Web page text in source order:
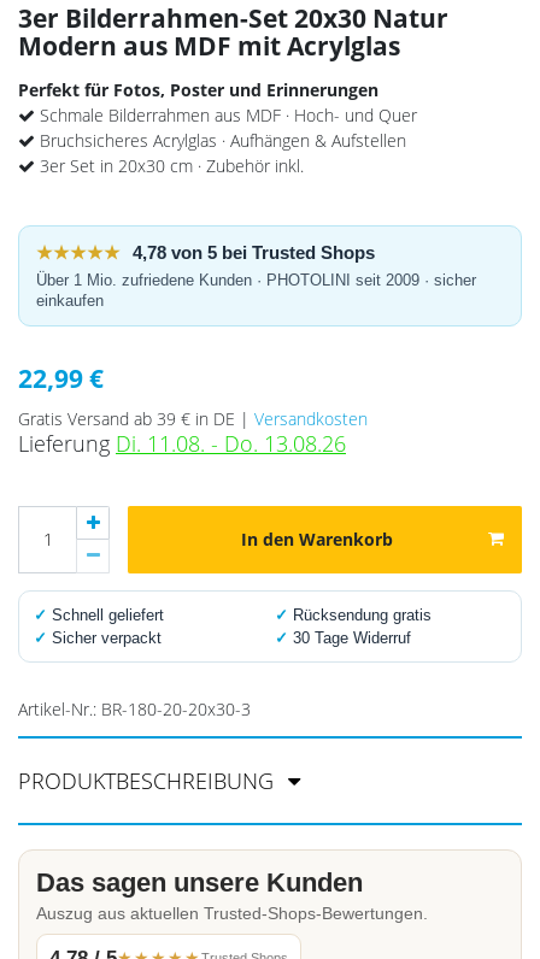
3er Bilderrahmen-Set 20x30 Natur
Modern aus MDF mit Acrylglas
Perfekt für Fotos, Poster und Erinnerungen
Schmale Bilderrahmen aus MDF · Hoch- und Quer
Bruchsicheres Acrylglas · Aufhängen & Aufstellen
3er Set in 20x30 cm · Zubehör inkl.
★★★★★ 4,78 von 5 bei Trusted Shops
Über 1 Mio. zufriedene Kunden · PHOTOLINI seit 2009 · sicher
einkaufen
22,99 €
Gratis Versand ab 39 € in DE | Versandkosten
Lieferung Di. 11.08. - Do. 13.08.26
In den Warenkorb
✓ Schnell geliefert ✓ Rücksendung gratis
✓ Sicher verpackt ✓ 30 Tage Widerruf
Artikel-Nr.: BR-180-20-20x30-3
PRODUKTBESCHREIBUNG
Das sagen unsere Kunden
Auszug aus aktuellen Trusted-Shops-Bewertungen.